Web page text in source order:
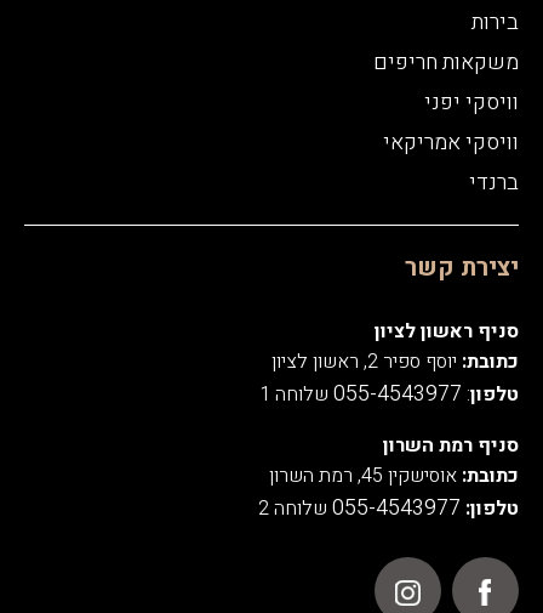
בירות
משקאות חריפים
וויסקי יפני
וויסקי אמריקאי
ברנדי
יצירת קשר
סניף ראשון לציון
כתובת: יוסף ספיר 2, ראשון לציון
טלפון:
055-4543977 שלוחה 1
סניף רמת השרון
כתובת: אוסישקין 45, רמת השרון
טלפון: 055-4543977 שלוחה 2